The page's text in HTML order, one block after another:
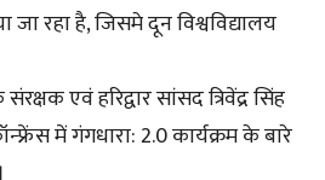
रहा है, जिसमे दून विश्वविद्यालय
एवं हरिद्वार सांसद त्रिवेंद्र सिंह
में गंगधारा: 2.0 कार्यक्रम के बारे